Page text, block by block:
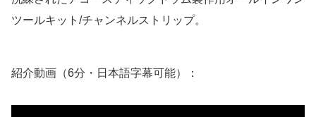
ツールキット/チャンネルストリップ。
紹介動画（6分・日本語字幕可能）：